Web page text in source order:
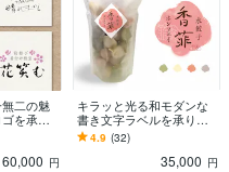
二の魅
を承り
みやす
ロゴを
60,000 円
キラッと光る和モダンな
書き文字ラベルを承りま
す 修正無制限、商品の魅
力を引き出すラベルデザ
4.9 (32)
35,000 円